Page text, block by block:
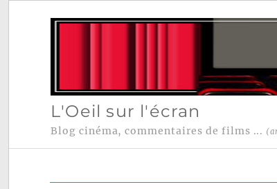
L'Oeil sur l'écran
Blog cinéma, commentaires de films ...